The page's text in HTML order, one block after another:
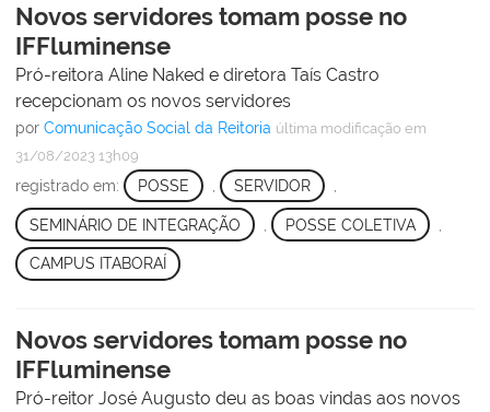
Novos servidores tomam posse no
IFFluminense
Pró-reitora Aline Naked e diretora Taís Castro
recepcionam os novos servidores
por Comunicação Social da Reitoria última modificação em
31/08/2023 13h09
registrado em: POSSE SERVIDOR
SEMINÁRIO DE INTEGRAÇÃO POSSE COLETIVA
CAMPUS ITABORAÍ
Novos servidores tomam posse no
IFFluminense
Pró-reitor José Augusto deu as boas vindas aos novos